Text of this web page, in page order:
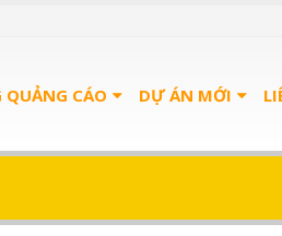
CÁO DỰ ÁN MỚI